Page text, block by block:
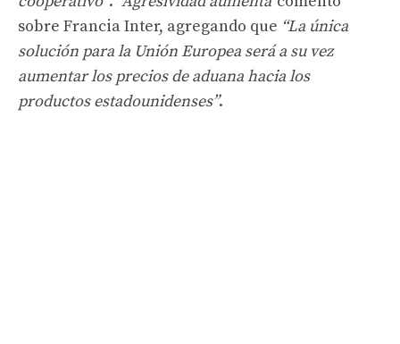
sobre Francia Inter, agregando que “La única
solución para la Unión Europea será a su vez
aumentar los precios de aduana hacia los
productos estadounidenses”.